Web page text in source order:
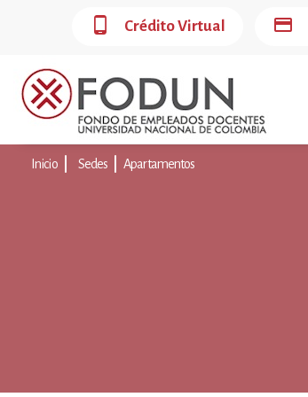
phone_android Crédito Virtual credit_card
Inicio Sedes Apartamentos